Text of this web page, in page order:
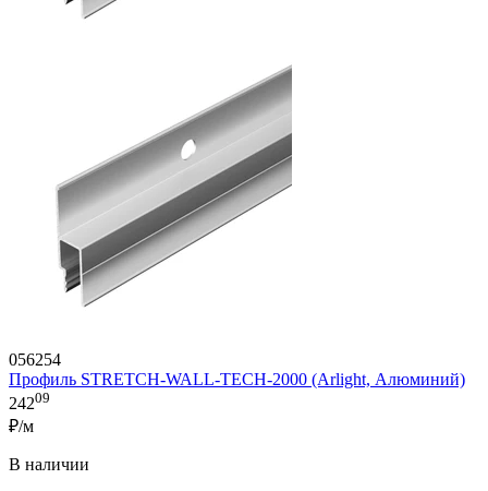
056254
Профиль STRETCH-WALL-TECH-2000 (Arlight, Алюминий)
24209
₽/м
В наличии